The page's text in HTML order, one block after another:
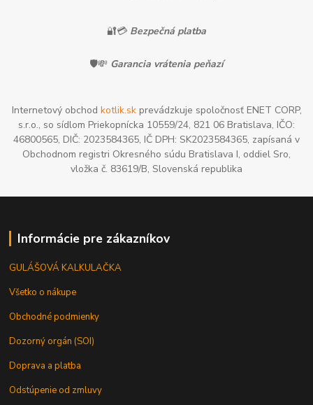
🔐💳 Bezpečná platba
🛡️💸 Garancia vrátenia peňazí
Internetový obchod kotlik.skprevádzkuje spoločnosť ENET CORP,
s.r.o., so sídlom Priekopnícka 10559/24, 821 06 Bratislava, IČO:
46800565, DIČ: 2023584365, IČ DPH: SK2023584365, zapísaná v
Obchodnom registri Okresného súdu Bratislava I, oddiel Sro,
vložka č. 83619/B, Slovenská republika
Informácie pre zákazníkov
GULÁŠOVÁ KALKULAČKA
Všetko o nákupe
Obchodné podmienky
Dozorný orgán (SOI)
Doprava a platba
Odstúpenie od zmluvy